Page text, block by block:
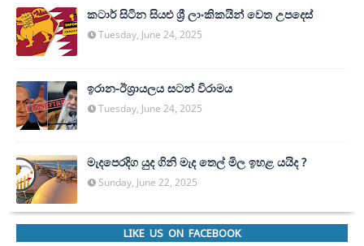
කටාර් සිටින සියළු ශ්‍රී ලාංකිකයින් වෙත උපදෙස්
Tuesday, June 24, 2025
ඉරාන-ඊශ්‍රායලය සටන් විරාමය
Tuesday, June 24, 2025
මැදපෙරදිග යුද ගිනි මැද තෙල් මිල ඉහළ යයිද ?
Sunday, June 22, 2025
LIKE US ON FACEBOOK